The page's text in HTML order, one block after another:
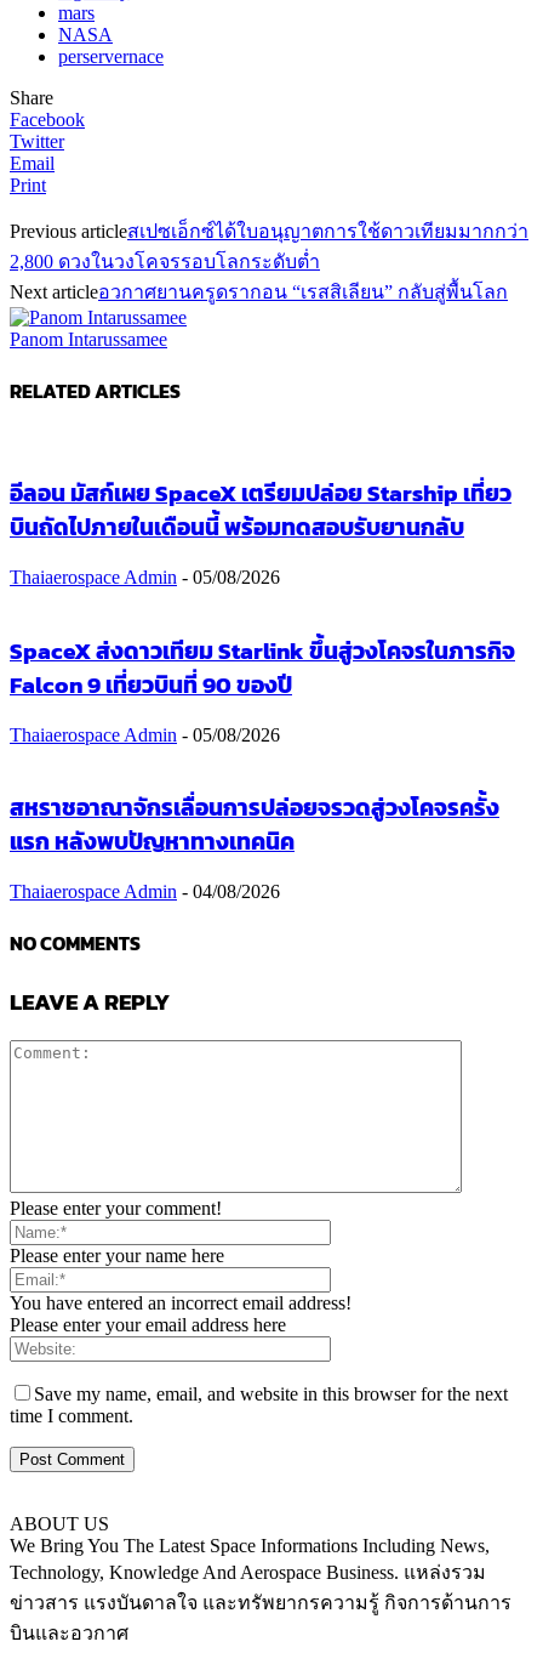
mars
NASA
perservernace
Share
Facebook
Twitter
Email
Print
Previous articleสเปซเอ็กซ์ได้ใบอนุญาตการใช้ดาวเทียมมากกว่า
2,800 ดวงในวงโคจรรอบโลกระดับต่ำ
Next articleอวกาศยานครูดรากอน “เรสสิเลียน” กลับสู่พื้นโลก
Panom Intarussamee
RELATED ARTICLES
อีลอน มัสก์เผย SpaceX เตรียมปล่อย Starship เที่ยว
บินถัดไปภายในเดือนนี้ พร้อมทดสอบรับยานกลับ
Thaiaerospace Admin - 05/08/2026
SpaceX ส่งดาวเทียม Starlink ขึ้นสู่วงโคจรในภารกิจ
Falcon 9 เที่ยวบินที่ 90 ของปี
Thaiaerospace Admin - 05/08/2026
สหราชอาณาจักรเลื่อนการปล่อยจรวดสู่วงโคจรครั้ง
แรก หลังพบปัญหาทางเทคนิค
Thaiaerospace Admin - 04/08/2026
NO COMMENTS
LEAVE A REPLY
Please enter your comment!
Please enter your name here
You have entered an incorrect email address!
Please enter your email address here
Save my name, email, and website in this browser for the next
time I comment.
ABOUT US
We Bring You The Latest Space Informations Including News,
Technology, Knowledge And Aerospace Business. แหล่งรวม
ข่าวสาร แรงบันดาลใจ และทรัพยากรความรู้ กิจการด้านการ
บินและอวกาศ